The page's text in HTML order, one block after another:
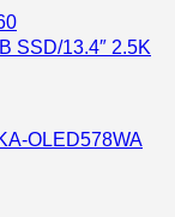
SSD/13.4″ 2.5K